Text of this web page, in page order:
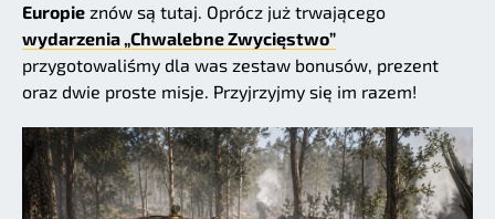
Europie znów są tutaj. Oprócz już trwającego
wydarzenia „Chwalebne Zwycięstwo”
przygotowaliśmy dla was zestaw bonusów, prezent
oraz dwie proste misje. Przyjrzyjmy się im razem!